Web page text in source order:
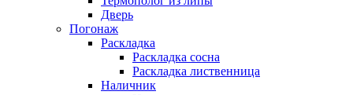
Дверь
Погонаж
Раскладка
Раскладка сосна
Раскладка лиственница
Наличник